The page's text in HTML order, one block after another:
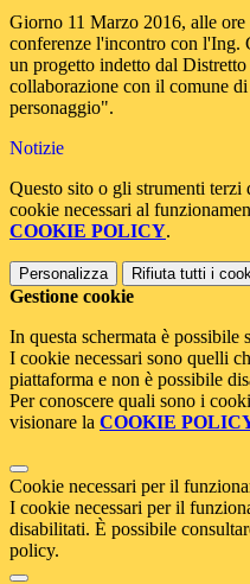
Giorno 11 Marzo 2016, alle ore
conferenze l'incontro con l'Ing.
un progetto indetto dal
collaborazione con il comune
personaggio".
Notizie
Questo sito o gli strumenti
cookie necessari al
COOKIE POLICY.
Personalizza Rifiuta tutti i
Gestione cookie
In questa schermata è
I cookie necessari sono quelli
piattaforma e non è possibile
Per conoscere quali sono i
visionare la COOKIE
Cookie necessari per il
I cookie necessari per il
disabilitati. È possibile
policy.